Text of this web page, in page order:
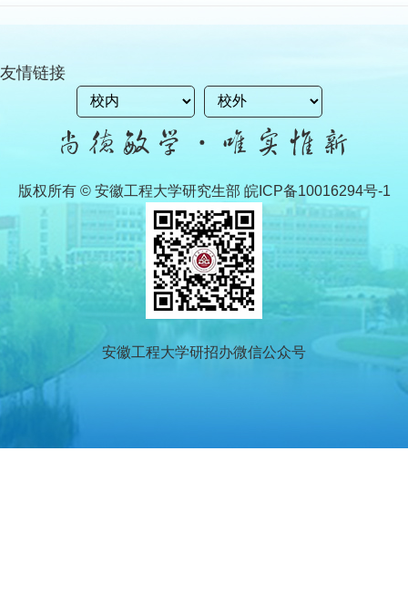
友情链接
版权所有 © 安徽工程大学研究生部 皖ICP备10016294号-1
安徽工程大学研招办微信公众号